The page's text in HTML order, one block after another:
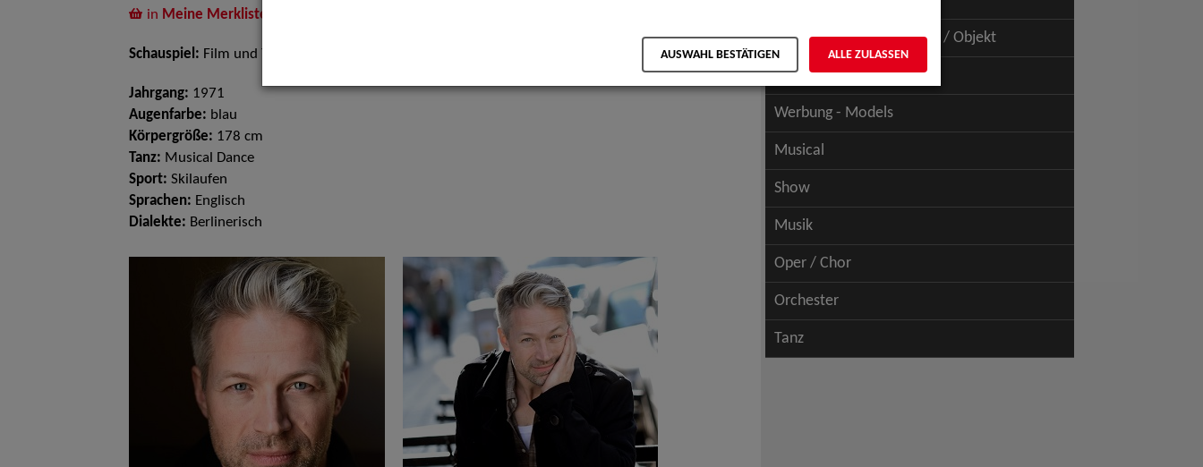
in Meine Merkliste
Schauspiel: Film und TV
Jahrgang: 1971
Augenfarbe: blau
Körpergröße: 178 cm
Tanz: Musical Dance
Sport: Skilaufen
Sprachen: Englisch
Dialekte: Berlinerisch
Schauspiel - Figur / Puppe / Objekt
Werbung - Talents
Werbung - Models
Musical
Show
Musik
Oper / Chor
Orchester
Tanz
AUSWAHL BESTÄTIGEN ALLE ZULASSEN